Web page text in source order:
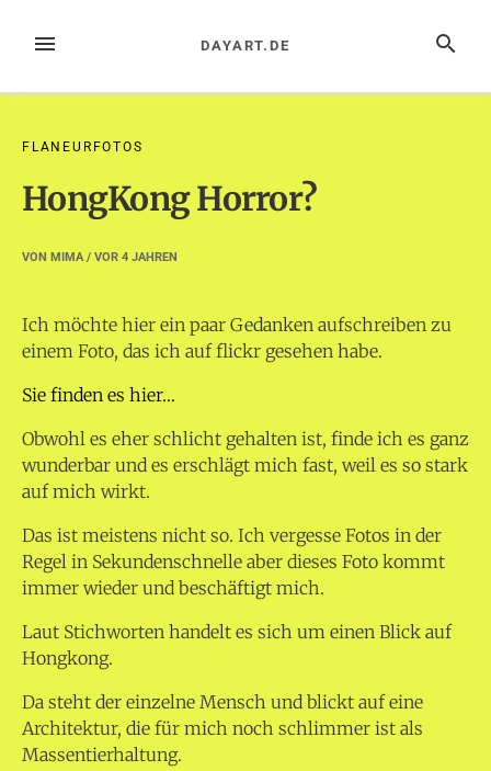
InhaltMENÜ SUCHE
DAYART.DE
FLANEURFOTOS
HongKong Horror?
VON MIMA/ VOR 4 JAHREN
Ich möchte hier ein paar Gedanken aufschreiben zu
einem Foto, das ich auf flickr gesehen habe.
Sie finden es hier…
Obwohl es eher schlicht gehalten ist, finde ich es ganz
wunderbar und es erschlägt mich fast, weil es so stark
auf mich wirkt.
Das ist meistens nicht so. Ich vergesse Fotos in der
Regel in Sekundenschnelle aber dieses Foto kommt
immer wieder und beschäftigt mich.
Laut Stichworten handelt es sich um einen Blick auf
Hongkong.
Da steht der einzelne Mensch und blickt auf eine
Architektur, die für mich noch schlimmer ist als
Massentierhaltung.